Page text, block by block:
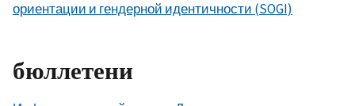
ориентации и гендерной идентичности (SOGI)
бюллетени